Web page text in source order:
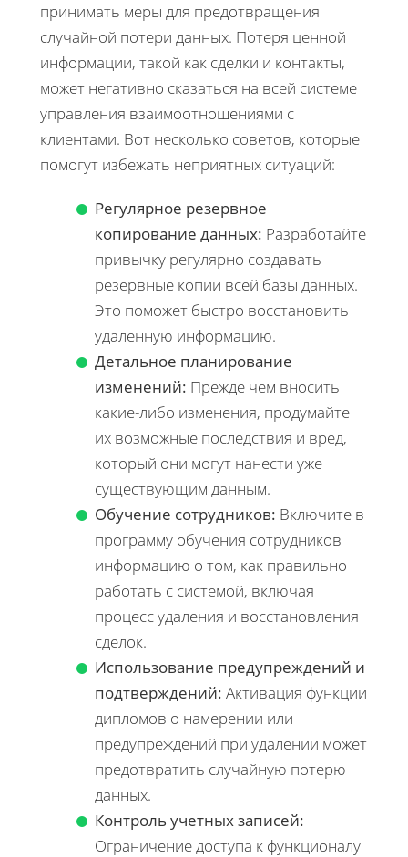
принимать меры для предотвращения
случайной потери данных. Потеря ценной
информации, такой как сделки и контакты,
может негативно сказаться на всей системе
управления взаимоотношениями с
клиентами. Вот несколько советов, которые
помогут избежать неприятных ситуаций:
Регулярное резервное
копирование данных: Разработайте
привычку регулярно создавать
резервные копии всей базы данных.
Это поможет быстро восстановить
удалённую информацию.
Детальное планирование
изменений: Прежде чем вносить
какие-либо изменения, продумайте
их возможные последствия и вред,
который они могут нанести уже
существующим данным.
Обучение сотрудников: Включите в
программу обучения сотрудников
информацию о том, как правильно
работать с системой, включая
процесс удаления и восстановления
сделок.
Использование предупреждений и
подтверждений: Активация функции
дипломов о намерении или
предупреждений при удалении может
предотвратить случайную потерю
данных.
Контроль учетных записей:
Ограничение доступа к функционалу